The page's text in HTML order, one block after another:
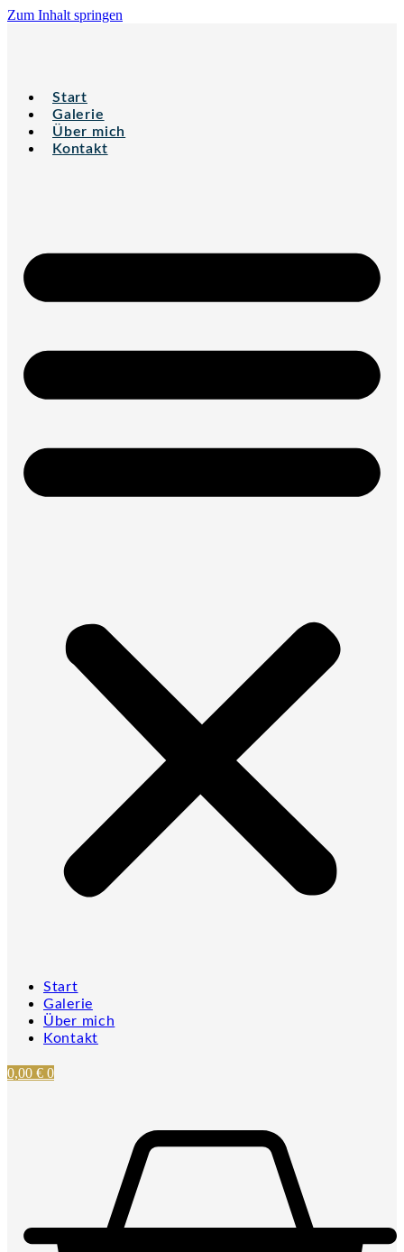
Zum Inhalt springen
Start
Galerie
Über mich
Kontakt
Start
Galerie
Über mich
Kontakt
0,00 € 0